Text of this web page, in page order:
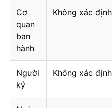
Cơ
quan
ban
hành
Không xác định
Người
ký
Không xác định